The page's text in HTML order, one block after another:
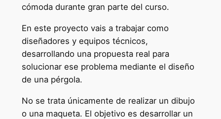
cómoda durante gran parte del curso.
En este proyecto vais a trabajar como
diseñadores y equipos técnicos,
desarrollando una propuesta real para
solucionar ese problema mediante el diseño
de una pérgola.
No se trata únicamente de realizar un dibujo
o una maqueta. El objetivo es desarrollar un